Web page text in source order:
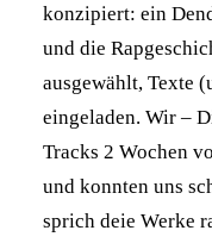
konzipiert: ein
und die
ausgewählt, Texte
eingeladen. Wir –
Tracks 2 Wochen
und konnten uns
sprich deie Werke